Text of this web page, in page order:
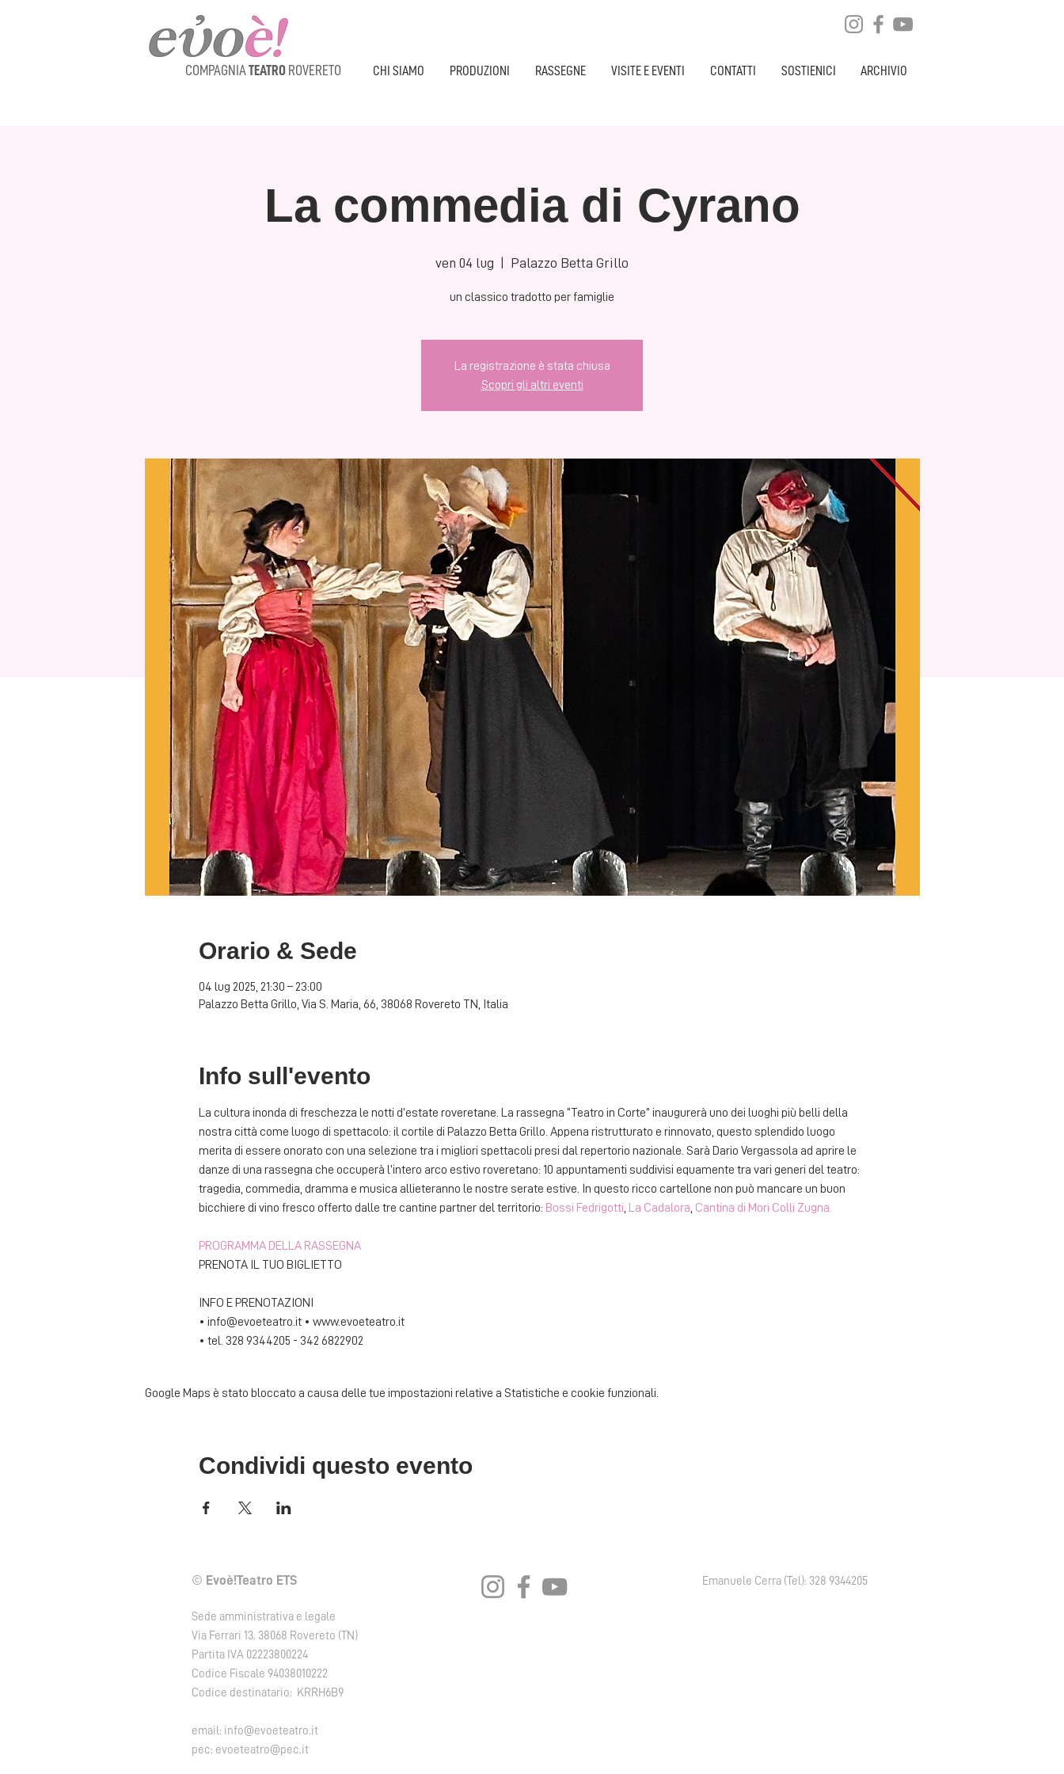
COMPAGNIATEATRO ROVERETO CHI SIAMO PRODUZIONI RASSEGNE VISITE E EVENTI CONTATTI SOSTIENICI ARCHIVIO
La commedia di Cyrano
ven 04 lug Palazzo Betta Grillo
un classico tradotto per famiglie
La registrazione è stata chiusa
Scopri gli altri eventi
Orario & Sede
04 lug 2025, 21:30 – 23:00
Palazzo Betta Grillo, Via S. Maria, 66, 38068 Rovereto TN, Italia
Info sull'evento
La cultura inonda di freschezza le notti d’estate roveretane. La rassegna “Teatro in Corte” inaugurerà uno dei luoghi più belli della
nostra città come luogo di spettacolo: il cortile di Palazzo Betta Grillo. Appena ristrutturato e rinnovato, questo splendido luogo
merita di essere onorato con una selezione tra i migliori spettacoli presi dal repertorio nazionale. Sarà Dario Vergassola ad aprire le
danze di una rassegna che occuperà l’intero arco estivo roveretano: 10 appuntamenti suddivisi equamente tra vari generi del teatro:
tragedia, commedia, dramma e musica allieteranno le nostre serate estive. In questo ricco cartellone non può mancare un buon
bicchiere di vino fresco offerto dalle tre cantine partner del territorio: Bossi Fedrigotti La Cadalora Cantina di Mori Colli Zugna.
PROGRAMMA DELLA RASSEGNA
PRENOTA IL TUO BIGLIETTO
INFO E PRENOTAZIONI
• info@evoeteatro.it • www.evoeteatro.it
• tel. 328 9344205 - 342 6822902
Google Maps è stato bloccato a causa delle tue impostazioni relative a Statistiche e cookie funzionali.
Condividi questo evento
© Evoè!Teatro ETS
Sede amministrativa e legale
Via Ferrari 13, 38068 Rovereto (TN)
Partita IVA 02223800224
Codice Fiscale 94038010222
Codice destinatario: KRRH6B9
email: info@evoeteatro.it
pec: evoeteatro@pec.it
Emanuele Cerra (Tel): 328 9344205